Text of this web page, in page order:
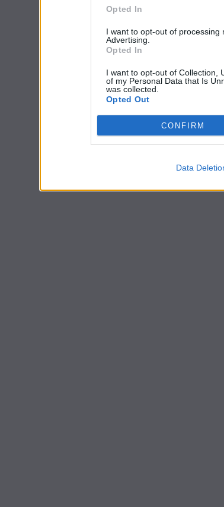
Opted In
I want to opt-out of processing
Advertising.
Opted In
I want to opt-out of Collection,
of my Personal Data that Is
was collected.
Opted Out
CONFIRM
Data